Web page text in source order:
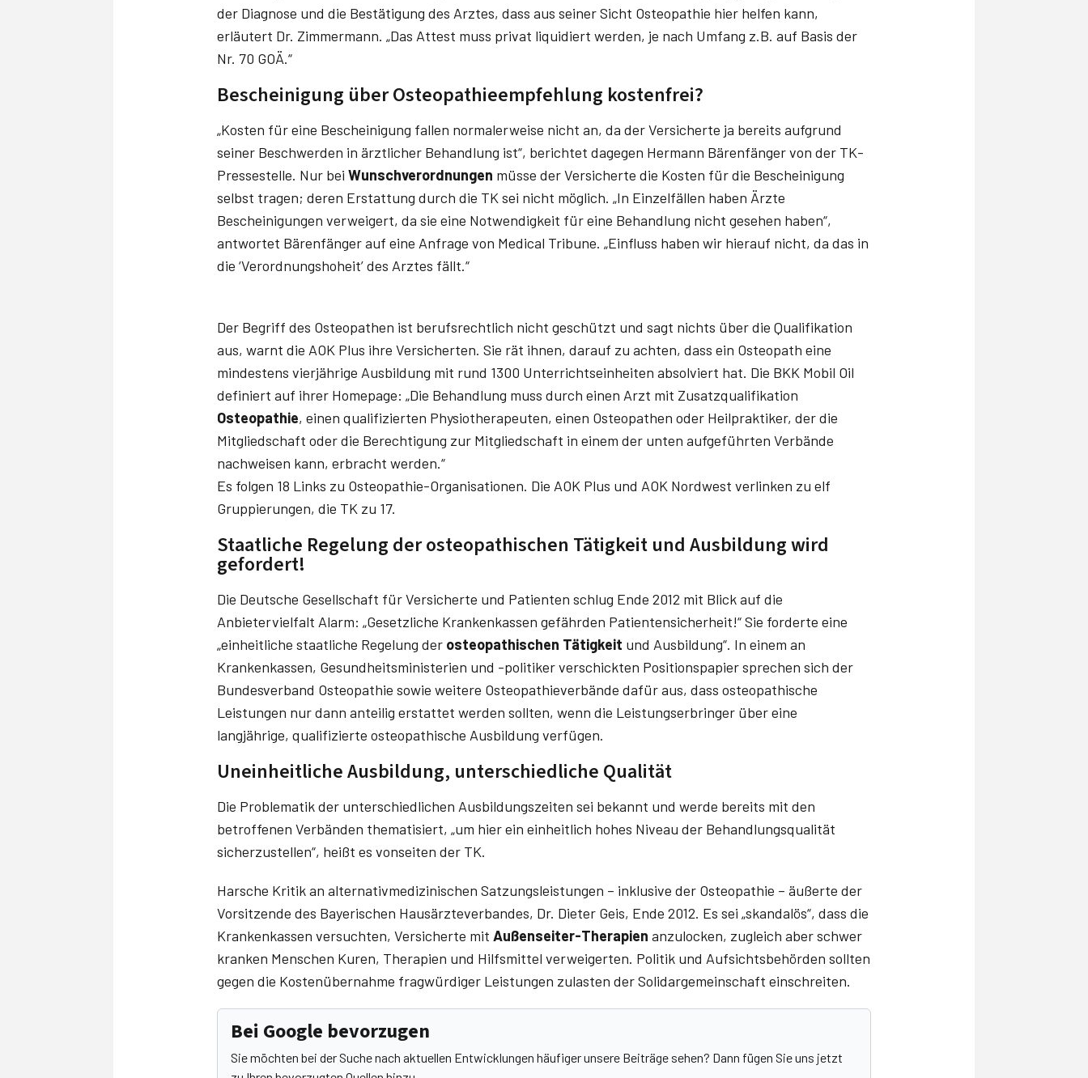
der Dia­gnose und die Bestätigung des Arztes, dass aus seiner Sicht Osteopathie hier helfen kann,
erläutert Dr. Zimmermann. „Das Attest muss privat liquidiert werden, je nach Umfang z.B. auf Basis der
Nr. 70 GOÄ.“
Bescheinigung über Osteopathieempfehlung kostenfrei?
„Kosten für eine Bescheinigung fallen normalerweise nicht an, da der Versicherte ja bereits aufgrund
seiner Beschwerden in ärztlicher Behandlung ist“, berichtet dagegen Hermann Bärenfänger von der TK-
Pressestelle. Nur bei Wunschverordnungen müsse der Versicherte die Kosten für die Bescheinigung
selbst tragen; deren Erstattung durch die TK sei nicht möglich. „In Einzelfällen haben Ärzte
Bescheinigungen verweigert, da sie eine Notwendigkeit für eine Behandlung nicht gesehen haben“,
antwortet Bärenfänger auf eine Anfrage von Medical Tribune. „Einfluss haben wir hierauf nicht, da das in
die ‘Verordnungshoheit’ des Arztes fällt.“
Der Begriff des Osteopathen ist berufsrechtlich nicht geschützt und sagt nichts über die Qualifikation
aus, warnt die AOK Plus ihre Versicherten. Sie rät ihnen, darauf zu achten, dass ein Osteopath eine
mindestens vierjährige Ausbildung mit rund 1300 Unterrichtseinheiten absolviert hat. Die BKK Mobil Oil
definiert auf ihrer Homepage: „Die Behandlung muss durch einen Arzt mit Zusatzqualifikation
Osteopathie, einen qualifizierten Physio­therapeuten, einen Osteopathen oder Heilpraktiker, der die
Mitgliedschaft oder die Berechtigung zur Mitgliedschaft in einem der unten aufgeführten Verbände
nachweisen kann, erbracht werden.“
Es folgen 18 Links zu Osteopathie-Organisationen. Die AOK Plus und AOK Nordwest verlinken zu elf
Gruppierungen, die TK zu 17.
Staat­liche Regelung der osteopathischen Tätigkeit und Ausbildung wird
gefordert!
Die Deutsche Gesellschaft für Versicherte und Patienten schlug Ende 2012 mit Blick auf die
Anbietervielfalt Alarm: „Gesetzliche Krankenkassen gefährden Patientensicherheit!“ Sie forderte eine
„einheitliche staat­liche Regelung der osteopathischen Tätigkeit und Ausbildung“. In einem an
Krankenkassen, Gesundheitsministerien und -politiker verschickten Positionspapier sprechen sich der
Bundesverband Osteo­pathie sowie weitere Osteopathieverbände dafür aus, dass osteo­pathische
Leistungen nur dann anteilig erstattet werden sollten, wenn die Leistungserbringer über eine
langjährige, qualifizierte osteo­pathische Ausbildung verfügen.
Uneinheitliche Ausbildung, unterschiedliche Qualität
Die Problematik der unterschiedlichen Ausbildungszeiten sei bekannt und werde bereits mit den
betroffenen Verbänden thematisiert, „um hier ein einheitlich hohes Niveau der Behandlungsqualität
sicherzustellen“, heißt es vonseiten der TK.
Harsche Kritik an alternativmedizinischen Satzungsleistungen – inklusive der Osteopathie – äußerte der
Vorsitzende des Bayerischen Haus­ärzteverbandes, Dr. Dieter Geis, Ende 2012. Es sei „skandalös“, dass die
Krankenkassen versuchten, Versicherte mit Außenseiter-Therapien anzulocken, zugleich aber schwer
kranken Menschen Kuren, Therapien und Hilfsmittel verweigerten. Politik und Aufsichtsbehörden sollten
gegen die Kostenübernahme fragwürdiger Leistungen zulasten der Solidargemeinschaft einschreiten.
Bei Google bevorzugen
Sie möchten bei der Suche nach aktuellen Entwicklungen häufiger unsere Beiträge sehen? Dann fügen Sie uns jetzt